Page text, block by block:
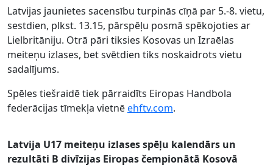
Latvijas jaunietes sacensību turpinās cīņā par 5.-8. vietu,
sestdien, plkst. 13.15, pārspēļu posmā spēkojoties ar
Lielbritāniju. Otrā pāri tiksies Kosovas un Izraēlas
meiteņu izlases, bet svētdien tiks noskaidrots vietu
sadalījums.
Spēles tiešraidē tiek pārraidīts Eiropas Handbola
federācijas tīmekļa vietnēehftv.com.
Latvija U17 meiteņu izlases spēļu kalendārs un
rezultāti B divīzijas Eiropas čempionātā Kosovā